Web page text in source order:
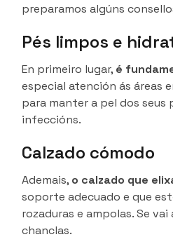
preparamos algúns
Pés limpos e
En primeiro lugar, é
especial atención ás áreas
para manter a pel dos seus
infeccións.
Calzado cómodo
Ademais, o calzado que
soporte adecuado e que
rozaduras e ampolas. Se
chanclas.